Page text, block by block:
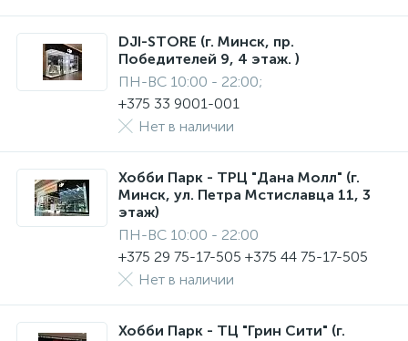
DJI-STORE (г. Минск, пр.
Победителей 9, 4 этаж. )
ПН-ВС 10:00 - 22:00;
+375 33 9001-001
Нет в наличии
Хобби Парк - ТРЦ "Дана Молл" (г.
Минск, ул. Петра Мстиславца 11, 3
этаж)
ПН-ВС 10:00 - 22:00
+375 29 75-17-505 +375 44 75-17-505
Нет в наличии
Хобби Парк - ТЦ "Грин Сити" (г.